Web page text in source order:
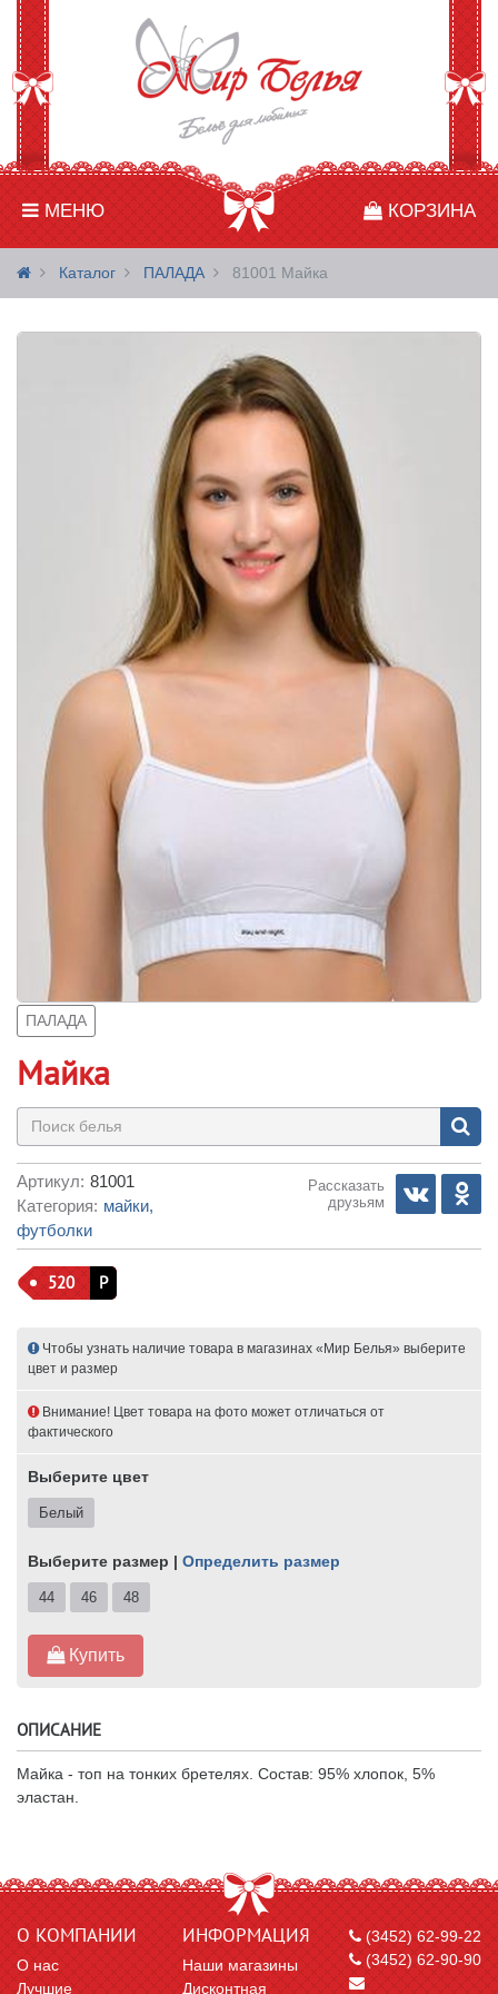
МЕНЮ КОРЗИНА
Каталог ПАЛАДА 81001 Майка
ПАЛАДА
Майка
Артикул: 81001
Категория: майки,
футболки
Рассказать
друзьям
520 Р
Чтобы узнать наличие товара в магазинах «Мир Белья» выберите
цвет и размер
Внимание! Цвет товара на фото может отличаться от
фактического
Выберите цвет
Белый
Выберите размер | Определить размер
44 46 48
Купить
ОПИСАНИЕ
Майка - топ на тонких бретелях. Состав: 95% хлопок, 5%
эластан.
О КОМПАНИИ
О нас
Лучшие
ИНФОРМАЦИЯ
Наши магазины
Дисконтная
(3452) 62-99-22
(3452) 62-90-90